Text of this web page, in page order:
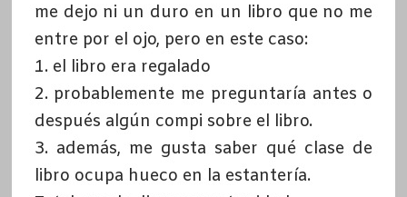
me dejo ni un duro en un libro que no me
entre por el ojo, pero en este caso:
1. el libro era regalado
2. probablemente me preguntaría antes o
después algún compi sobre el libro.
3. además, me gusta saber qué clase de
libro ocupa hueco en la estantería.